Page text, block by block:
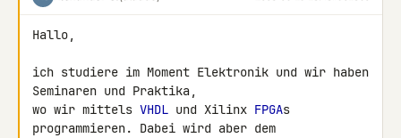
Hallo,
ich studiere im Moment Elektronik und wir haben
Seminaren und Praktika,
wo wir mittels VHDL und Xilinx FPGAs
programmieren. Dabei wird aber dem